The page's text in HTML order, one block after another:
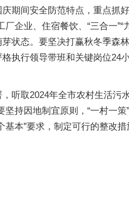
期间安全防范特点，重点
企业、住宿餐饮、“三合一
状态。要坚决打赢秋冬季
执行领导带班和关键岗位
取2024年全市农村生活污
持因地制宜原则，“一村一
本”要求，制定可行的整改